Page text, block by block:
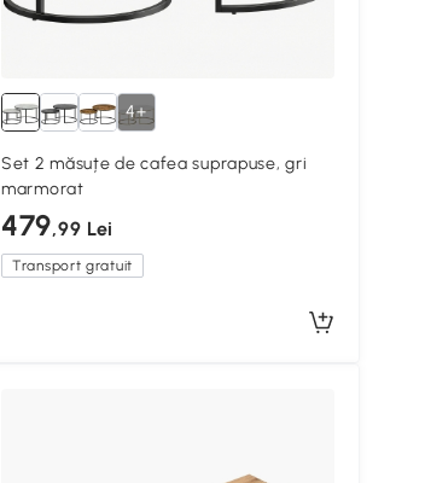
4+
Set 2 măsuțe de cafea suprapuse, gri
marmorat
479,99 Lei
Transport gratuit